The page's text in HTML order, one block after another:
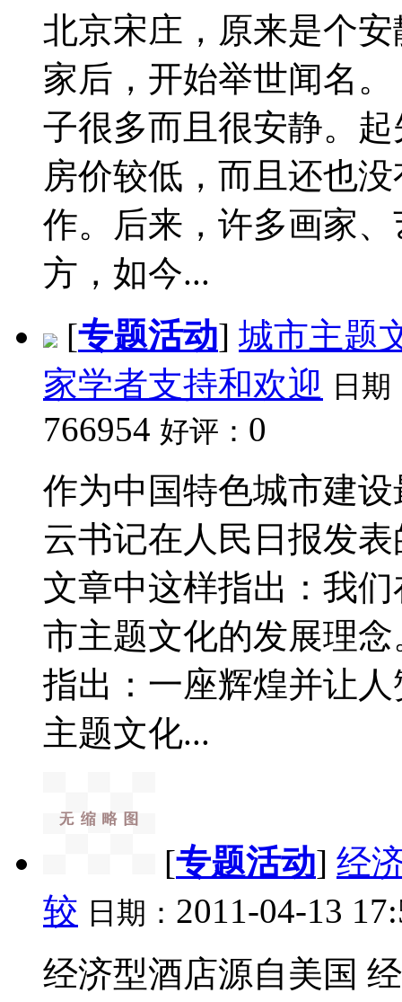
北京宋庄，原来是个
家后，开始举世闻名
子很多而且很安静。
房价较低，而且还也
作。后来，许多画家
方，如今...
[专题活动] 城市主题
家学者支持和欢迎
日期
766954 好评： 0
作为中国特色城市建
云书记在人民日报发
文章中这样指出：我
市主题文化的发展理
指出：一座辉煌并让
主题文化...
[专题活动] 经
较 日期： 2011-04-13
经济型酒店源自美国